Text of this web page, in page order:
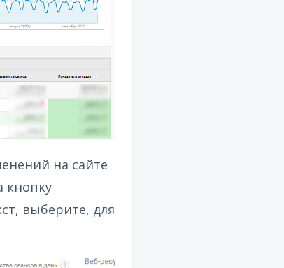
на сайте
кнопку
выберите, для